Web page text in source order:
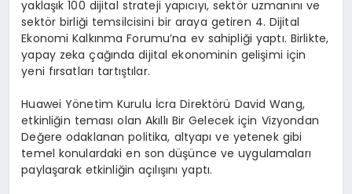
yaklaşık 100 dijital strateji yapıcıyı, sektör uzmanını ve
sektör birliği temsilcisini bir araya getiren 4. Dijital
Ekonomi Kalkınma Forumu’na ev sahipliği yaptı. Birlikte,
yapay zeka çağında dijital ekonominin gelişimi için
yeni fırsatları tartıştılar.
Huawei Yönetim Kurulu İcra Direktörü David Wang,
etkinliğin teması olan Akıllı Bir Gelecek için Vizyondan
Değere odaklanan politika, altyapı ve yetenek gibi
temel konulardaki en son düşünce ve uygulamaları
paylaşarak etkinliğin açılışını yaptı.